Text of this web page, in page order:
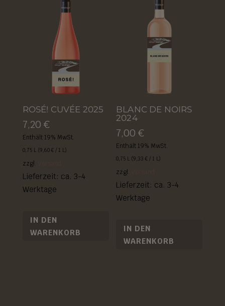
ROSÉ! CUVÉE 2025
7,20 €
Enthält 19% MwSt.
0,75 L (9,60€/ 1 L)
zzgl.
Lieferzeit: ca. 3-4
Werktage
IN DEN
WARENKORB
BLANC DE NOIRS
2024
7,00€
Enthält 19% MwSt.
0,75 L (9,33€ / 1 L)
zzgl.
Lieferzeit: ca. 3-4
Werktage
IN DEN
WARENKORB